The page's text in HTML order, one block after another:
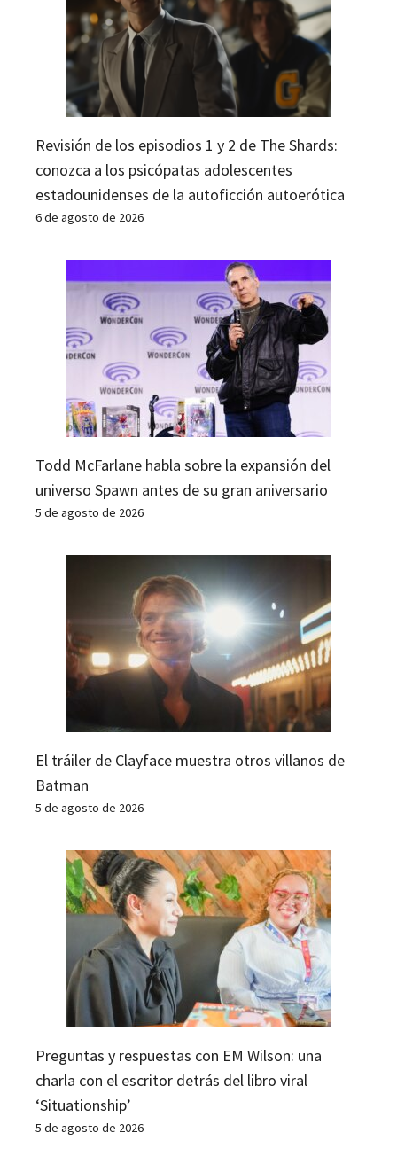
Revisión de los episodios 1 y 2 de The Shards:
conozca a los psicópatas adolescentes
estadounidenses de la autoficción autoerótica
6 de agosto de 2026
Todd McFarlane habla sobre la expansión del
universo Spawn antes de su gran aniversario
5 de agosto de 2026
El tráiler de Clayface muestra otros villanos de
Batman
5 de agosto de 2026
Preguntas y respuestas con EM Wilson: una
charla con el escritor detrás del libro viral
‘Situationship’
5 de agosto de 2026